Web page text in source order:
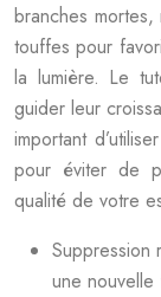
branches mortes,
touffes pour
la lumière. Le
guider leur
important
pour éviter de
qualité de votre
Suppression
une nouvelle